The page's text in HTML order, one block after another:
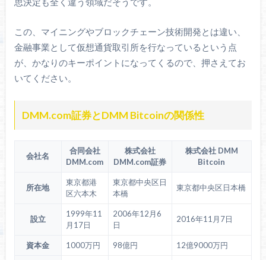
この、マイニングやブロックチェーン技術開発とは違い、
金融事業として仮想通貨取引所を行なっているという点
が、かなりのキーポイントになってくるので、押さえてお
いてください。
DMM.com証券とDMM Bitcoinの関係性
会社名
合同会社
DMM.com
株式会社
DMM.com証券
株式会社 DMM
Bitcoin
所在地
東京都港
区六本木
東京都中央区日
本橋
東京都中央区日本橋
設立
1999年11
月17日
2006年12月6
日
2016年11月7日
資本金 1000万円 98億円 12億9000万円